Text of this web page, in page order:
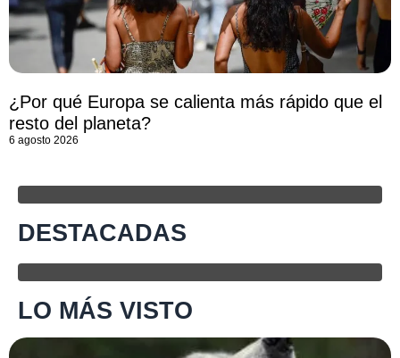
¿Por qué Europa se calienta más rápido que el
resto del planeta?
6 agosto 2026
DESTACADAS
LO MÁS VISTO